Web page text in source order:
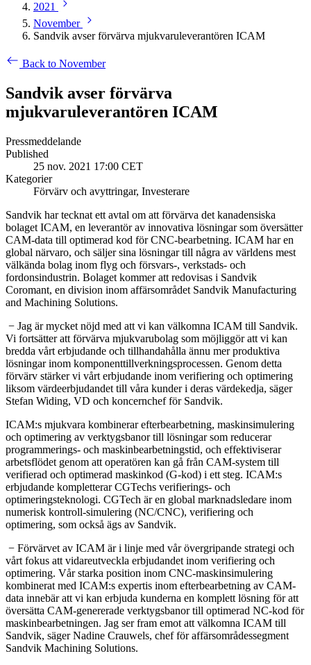
2021
November
Sandvik avser förvärva mjukvaruleverantören ICAM
Back to November
Sandvik avser förvärva
mjukvaruleverantören ICAM
Pressmeddelande
Published
25 nov. 2021 17:00 CET
Kategorier
Förvärv och avyttringar, Investerare
Sandvik har tecknat ett avtal om att förvärva det kanadensiska
bolaget ICAM, en leverantör av innovativa lösningar som översätter
CAM-data till optimerad kod för CNC-bearbetning. ICAM har en
global närvaro, och säljer sina lösningar till några av världens mest
välkända bolag inom flyg och försvars-, verkstads- och
fordonsindustrin. Bolaget kommer att redovisas i Sandvik
Coromant, en division inom affärsområdet Sandvik Manufacturing
and Machining Solutions.
­­­ − Jag är mycket nöjd med att vi kan välkomna ICAM till Sandvik.
Vi fortsätter att förvärva mjukvarubolag som möjliggör att vi kan
bredda vårt erbjudande och tillhandahålla ännu mer produktiva
lösningar inom komponenttillverkningsprocessen. Genom detta
förvärv stärker vi vårt erbjudande inom verifiering och optimering
liksom värdeerbjudandet till våra kunder i deras värdekedja, säger
Stefan Widing, VD och koncernchef för Sandvik.
ICAM:s mjukvara kombinerar efterbearbetning, maskinsimulering
och optimering av verktygsbanor till lösningar som reducerar
programmerings- och maskinbearbetningstid, och effektiviserar
arbetsflödet genom att operatören kan gå från CAM-system till
verifierad och optimerad maskinkod (G-kod) i ett steg. ICAM:s
erbjudande kompletterar CGTechs verifierings- och
optimeringsteknologi. CGTech är en global marknadsledare inom
numerisk kontroll-simulering (NC/CNC), verifiering och
optimering, som också ägs av Sandvik.
­­ − Förvärvet av ICAM är i linje med vår övergripande strategi och
vårt fokus att vidareutveckla erbjudandet inom verifiering och
optimering. Vår starka position inom CNC-maskinsimulering
kombinerat med ICAM:s expertis inom efterbearbetning av CAM-
data innebär att vi kan erbjuda kunderna en komplett lösning för att
översätta CAM-genererade verktygsbanor till optimerad NC-kod för
maskinbearbetningen. Jag ser fram emot att välkomna ICAM till
Sandvik, säger Nadine Crauwels, chef för affärsområdessegment
Sandvik Machining Solutions.